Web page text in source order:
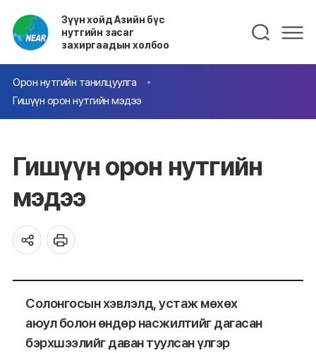
Зүүн хойд Азийн бүс
нутгийн засаг
захиргаадын холбоо
Орон нутгийн танилцуулга
Гишүүн орон нутгийн мэдээ
Гишүүн орон нутгийн
мэдээ
Солонгосын хэвлэлд, устаж мөхөх
аюул болон өндөр насжилтийг дагасан
бэрхшээлийг даван туулсан үлгэр